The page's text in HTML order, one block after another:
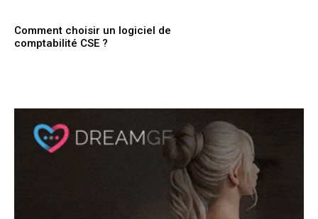
Comment choisir un logiciel de
comptabilité CSE ?